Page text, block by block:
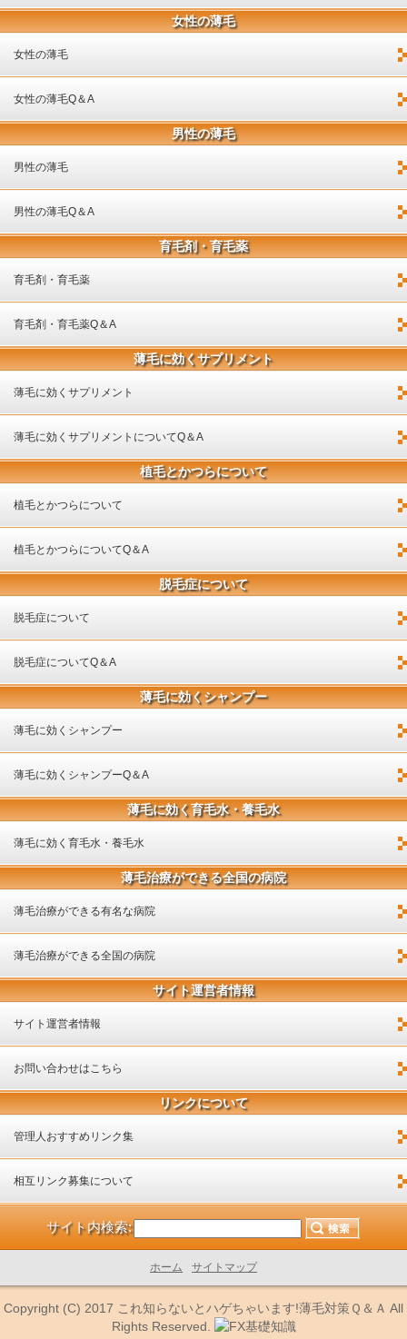
女性の薄毛
女性の薄毛
女性の薄毛Q＆A
男性の薄毛
男性の薄毛
男性の薄毛Q＆A
育毛剤・育毛薬
育毛剤・育毛薬
育毛剤・育毛薬Q＆A
薄毛に効くサプリメント
薄毛に効くサプリメント
薄毛に効くサプリメントについてQ＆A
植毛とかつらについて
植毛とかつらについて
植毛とかつらについてQ＆A
脱毛症について
脱毛症について
脱毛症についてQ＆A
薄毛に効くシャンプー
薄毛に効くシャンプー
薄毛に効くシャンプーQ＆A
薄毛に効く育毛水・養毛水
薄毛に効く育毛水・養毛水
薄毛治療ができる全国の病院
薄毛治療ができる有名な病院
薄毛治療ができる全国の病院
サイト運営者情報
サイト運営者情報
お問い合わせはこちら
リンクについて
管理人おすすめリンク集
相互リンク募集について
サイト内検索:
ホーム サイトマップ
Copyright (C) 2017 これ知らないとハゲちゃいます!薄毛対策Ｑ＆Ａ All
Rights Reserved.